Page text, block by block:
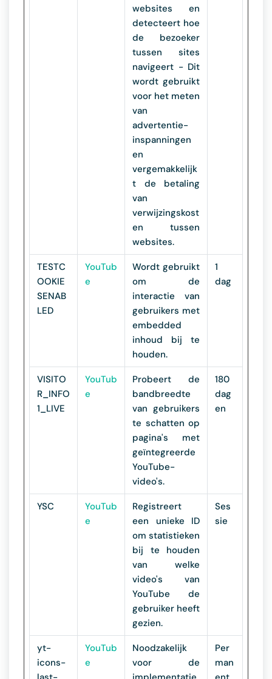
websites en
detecteert hoe
de bezoeker
tussen sites
navigeert - Dit
wordt gebruikt
voor het meten
van
advertentie-
inspanningen
en
vergemakkelijk
t de betaling
van
verwijzingskost
en tussen
websites.
TESTC
OOKIE
SENAB
LED
YouTub
e
Wordt gebruikt
om de
interactie van
gebruikers met
embedded
inhoud bij te
houden.
1
dag
VISITO
R_INFO
1_LIVE
YouTub
e
Probeert de
bandbreedte
van gebruikers
te schatten op
pagina's met
geïntegreerde
YouTube-
video's.
180
dag
en
YSC
YouTub
e
Registreert
een unieke ID
om statistieken
bij te houden
van welke
video's van
YouTube de
gebruiker heeft
gezien.
Ses
sie
yt-
icons-
YouTub
e
Noodzakelijk
voor de
Per
man